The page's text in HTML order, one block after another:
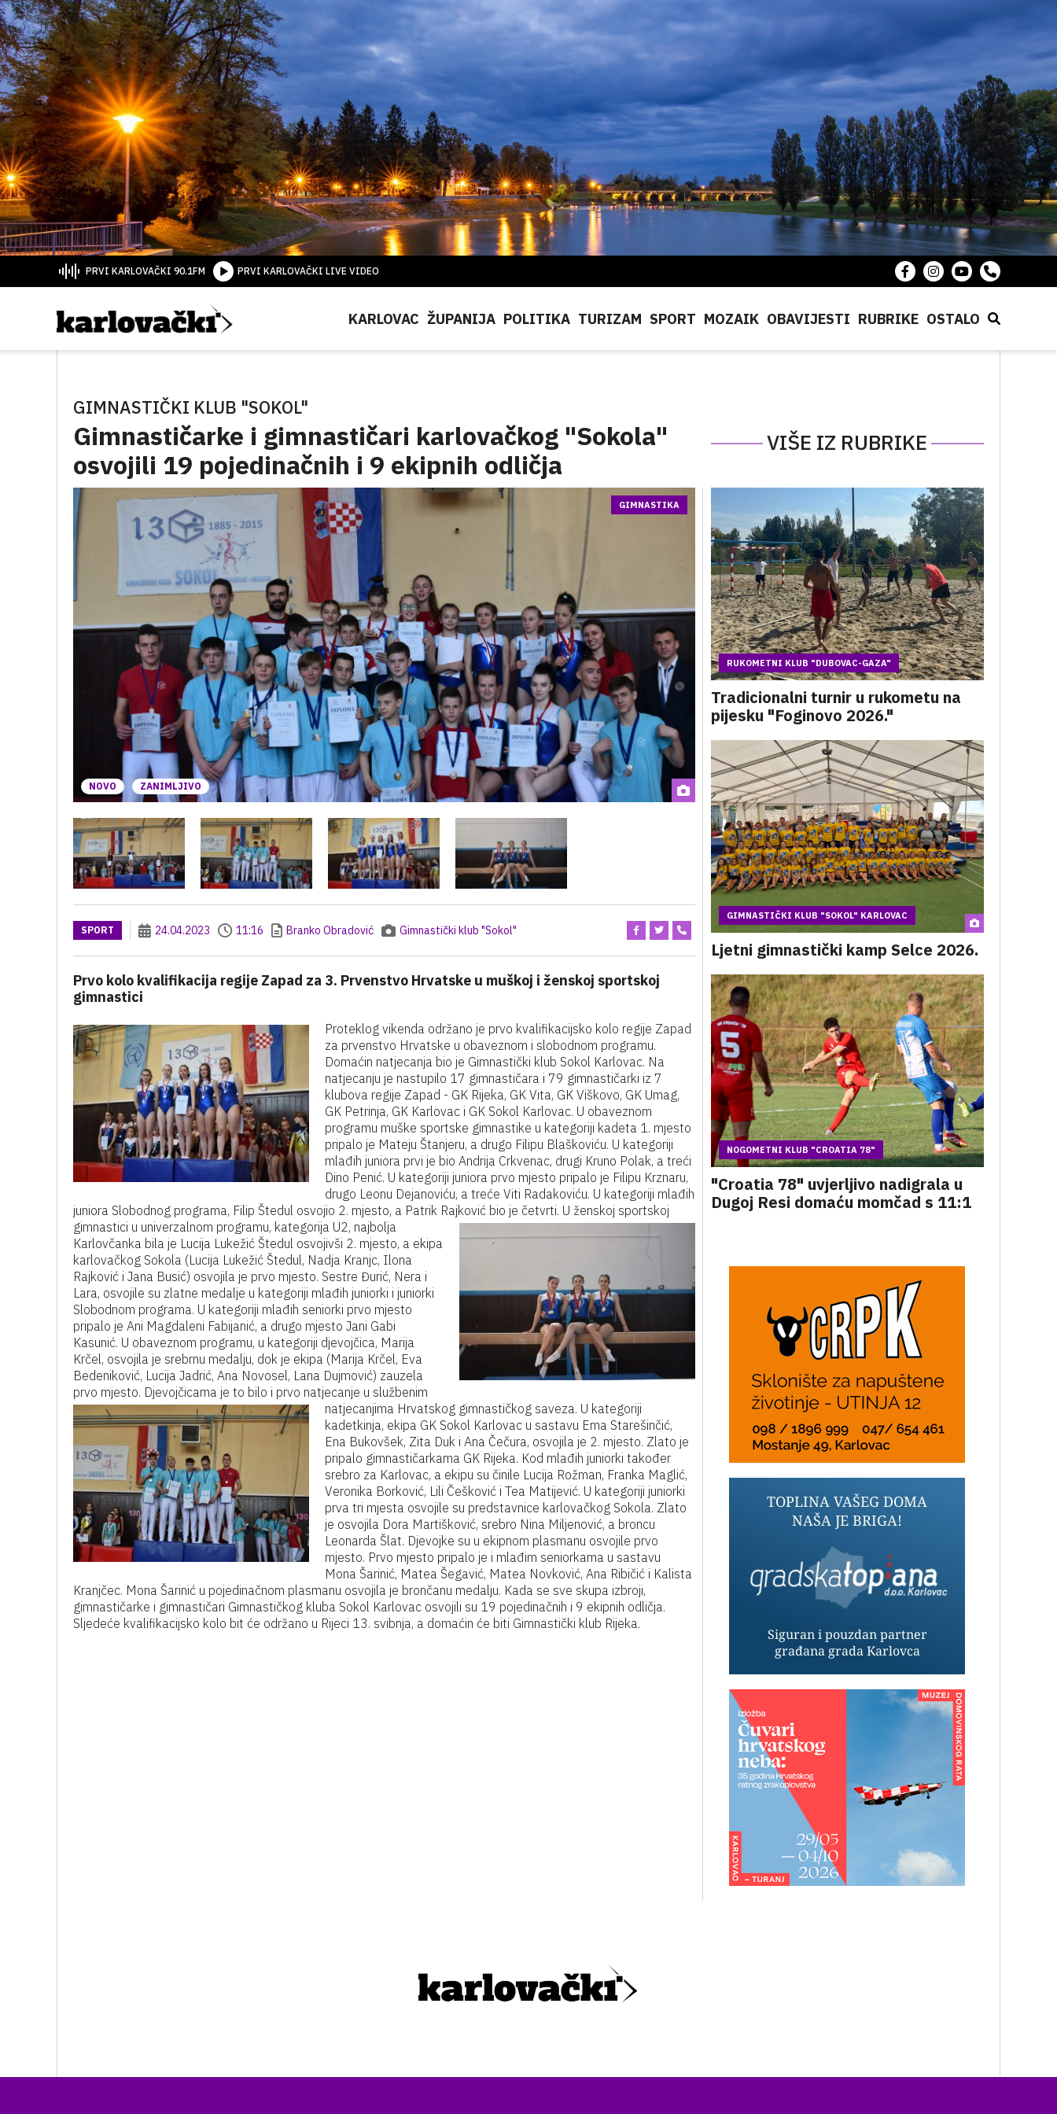
PRVI KARLOVAČKI 90.1FM PRVI KARLOVAČKI LIVE VIDEO
KARLOVAC ŽUPANIJA POLITIKA TURIZAM SPORT MOZAIK OBAVIJESTI RUBRIKE OSTALO
GIMNASTIČKI KLUB "SOKOL"
Gimnastičarke i gimnastičari karlovačkog "Sokola"
osvojili 19 pojedinačnih i 9 ekipnih odličja
VIŠE IZ RUBRIKE
NOVO ZANIMLJIVO
GIMNASTIKA
SPORT 24.04.2023 11:16 Branko Obradović Gimnastički klub "Sokol"
Prvo kolo kvalifikacija regije Zapad za 3. Prvenstvo Hrvatske u muškoj i ženskoj sportskoj
gimnastici
Proteklog vikenda održano je prvo kvalifikacijsko kolo regije Zapad
za prvenstvo Hrvatske u obaveznom i slobodnom programu.
Domaćin natjecanja bio je Gimnastički klub Sokol Karlovac. Na
natjecanju je nastupilo 17 gimnastičara i 79 gimnastičarki iz 7
klubova regije Zapad - GK Rijeka, GK Vita, GK Viškovo, GK Umag,
GK Petrinja, GK Karlovac i GK Sokol Karlovac. U obaveznom
programu muške sportske gimnastike u kategoriji kadeta 1. mjesto
pripalo je Mateju Štanjeru, a drugo Filipu Blaškoviću. U kategoriji
mlađih juniora prvi je bio Andrija Crkvenac, drugi Kruno Polak, a treći
Dino Penić. U kategoriji juniora prvo mjesto pripalo je Filipu Krznaru,
drugo Leonu Dejanoviću, a treće Viti Radakoviću. U kategoriji mlađih
juniora Slobodnog programa, Filip Štedul osvojio 2. mjesto, a Patrik Rajković bio je četvrti. U ženskoj sportskoj
gimnastici u univerzalnom programu, kategorija U2, najbolja
Karlovčanka bila je Lucija Lukežić Štedul osvojivši 2. mjesto, a ekipa
karlovačkog Sokola (Lucija Lukežić Štedul, Nadja Kranjc, Ilona
Rajković i Jana Busić) osvojila je prvo mjesto. Sestre Đurić, Nera i
Lara, osvojile su zlatne medalje u kategoriji mlađih juniorki i juniorki
Slobodnom programa. U kategoriji mlađih seniorki prvo mjesto
pripalo je Ani Magdaleni Fabijanić, a drugo mjesto Jani Gabi
Kasunić. U obaveznom programu, u kategoriji djevojčica, Marija
Krčel, osvojila je srebrnu medalju, dok je ekipa (Marija Krčel, Eva
Bedeniković, Lucija Jadrić, Ana Novosel, Lana Dujmović) zauzela
prvo mjesto. Djevojčicama je to bilo i prvo natjecanje u službenim
natjecanjima Hrvatskog gimnastičkog saveza. U kategoriji
kadetkinja, ekipa GK Sokol Karlovac u sastavu Ema Starešinčić,
Ena Bukovšek, Zita Duk i Ana Čečura, osvojila je 2. mjesto. Zlato je
pripalo gimnastičarkama GK Rijeka. Kod mlađih juniorki također
srebro za Karlovac, a ekipu su činile Lucija Rožman, Franka Maglić,
Veronika Borković, Lili Češković i Tea Matijević. U kategoriji juniorki
prva tri mjesta osvojile su predstavnice karlovačkog Sokola. Zlato
je osvojila Dora Martišković, srebro Nina Miljenović, a broncu
Leonarda Šlat. Djevojke su u ekipnom plasmanu osvojile prvo
mjesto. Prvo mjesto pripalo je i mlađim seniorkama u sastavu
Mona Šarinić, Matea Šegavić, Matea Novković, Ana Ribičić i Kalista
Kranjčec. Mona Šarinić u pojedinačnom plasmanu osvojila je brončanu medalju. Kada se sve skupa izbroji,
gimnastičarke i gimnastičari Gimnastičkog kluba Sokol Karlovac osvojili su 19 pojedinačnih i 9 ekipnih odličja.
Sljedeće kvalifikacijsko kolo bit će održano u Rijeci 13. svibnja, a domaćin će biti Gimnastički klub Rijeka.
RUKOMETNI KLUB "DUBOVAC-GAZA"
Tradicionalni turnir u rukometu na
pijesku "Foginovo 2026."
GIMNASTIČKI KLUB "SOKOL" KARLOVAC
Ljetni gimnastički kamp Selce 2026.
NOGOMETNI KLUB "CROATIA 78"
"Croatia 78" uvjerljivo nadigrala u
Dugoj Resi domaću momčad s 11:1